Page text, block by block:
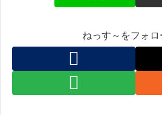
ねっす～をフォロ